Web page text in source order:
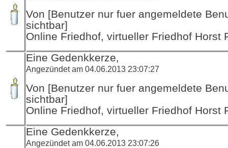
Von [Benutzer nur fuer angemeldete
sichtbar]
Online Friedhof, virtueller Friedhof Horst
Eine Gedenkkerze,
Angezündet am 04.06.2013 23:07:27
Von [Benutzer nur fuer angemeldete
sichtbar]
Online Friedhof, virtueller Friedhof Horst
Eine Gedenkkerze,
Angezündet am 04.06.2013 23:07:26